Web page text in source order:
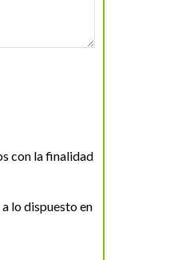
con la finalidad
lo dispuesto en